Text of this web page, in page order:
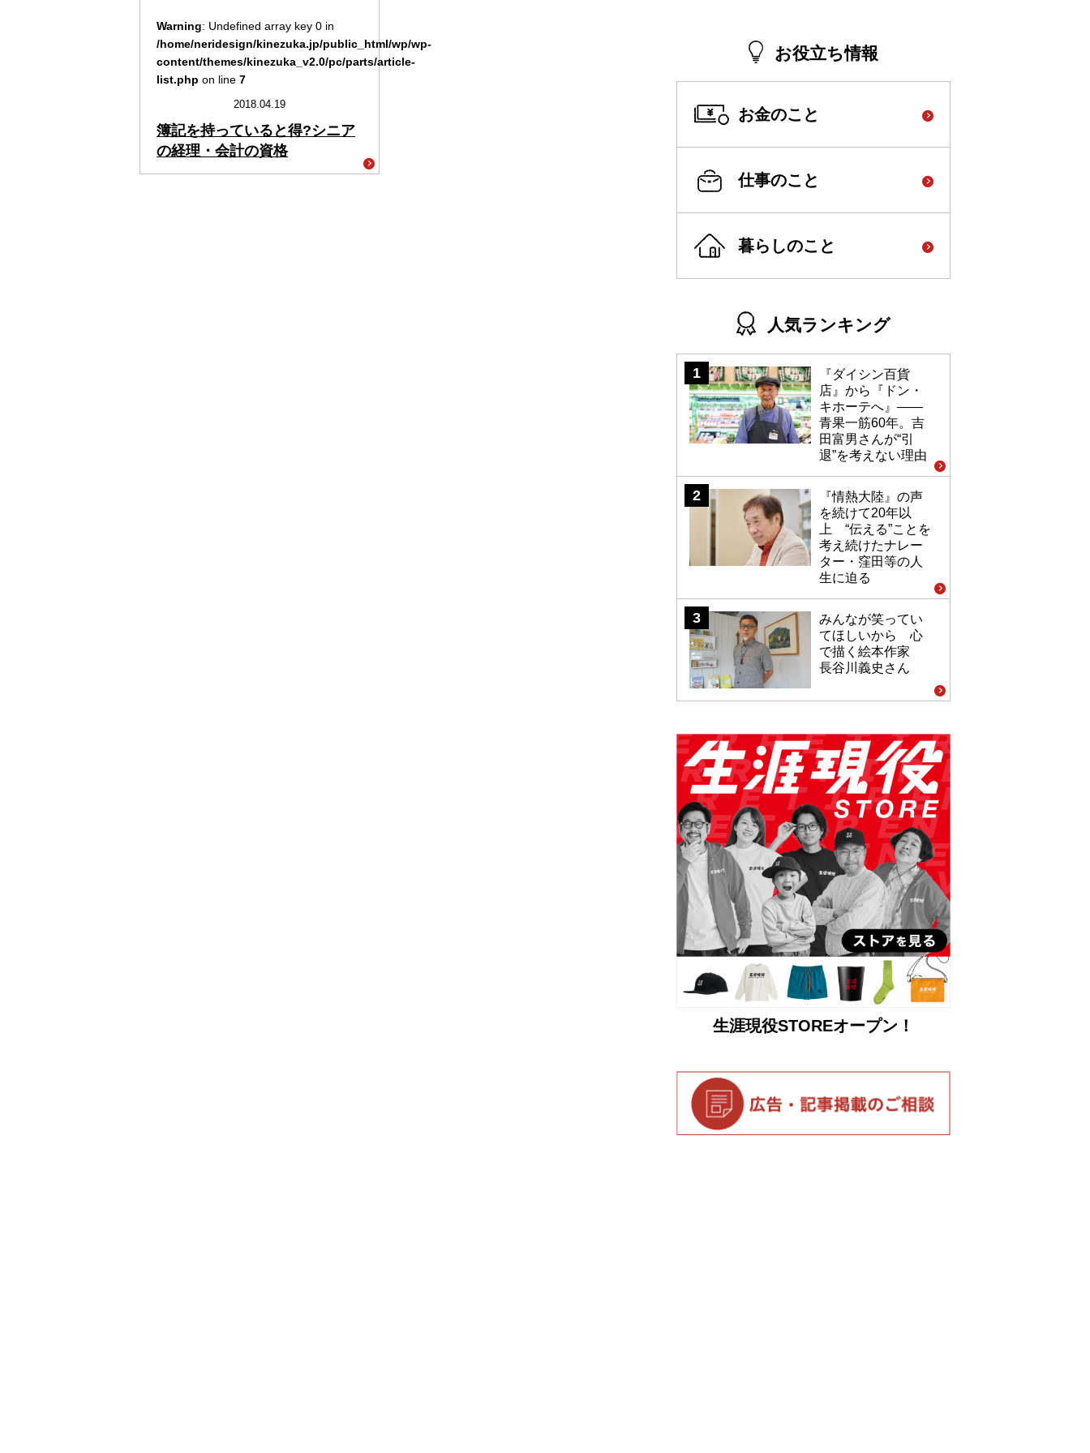
Warning: Undefined array key 0 in
/home/neridesign/kinezuka.jp/public_html/wp/wp-
content/themes/kinezuka_v2.0/pc/parts/article-
list.php on line 7
2018.04.19
簿記を持っていると得?シニア
の経理・会計の資格
お役立ち情報
お金のこと
仕事のこと
暮らしのこと
人気ランキング
『ダイシン百貨
店』から『ドン・
キホーテへ』――
青果一筋60年。吉
田富男さんが“引
退”を考えない理由
『情熱大陸』の声
を続けて20年以
上 “伝える”ことを
考え続けたナレー
ター・窪田等の人
生に迫る
みんなが笑ってい
てほしいから 心
で描く絵本作家
長谷川義史さん
生涯現役STOREオープン！